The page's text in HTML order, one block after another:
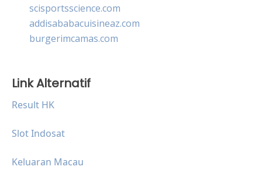
scisportsscience.com
addisababacuisineaz.com
burgerimcamas.com
Link Alternatif
Result HK
Slot Indosat
Keluaran Macau